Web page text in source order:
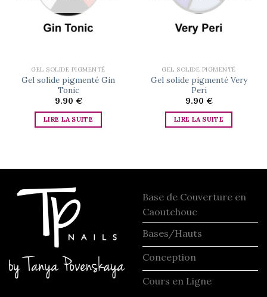
GEL SOLIDE PIGMENTÉ
Gel solide pigmenté Gin
Tonic
9.90 €
LIRE LA SUITE
GEL SOLIDE PIGMENTÉ
Gel solide pigmenté Very
Peri
9.90 €
LIRE LA SUITE
Base de Couverture en
Caoutchouc
Bases/Hauts
Conception
Cours en Ligne